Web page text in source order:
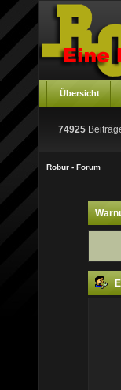
Übersicht
74925
Robur - Forum